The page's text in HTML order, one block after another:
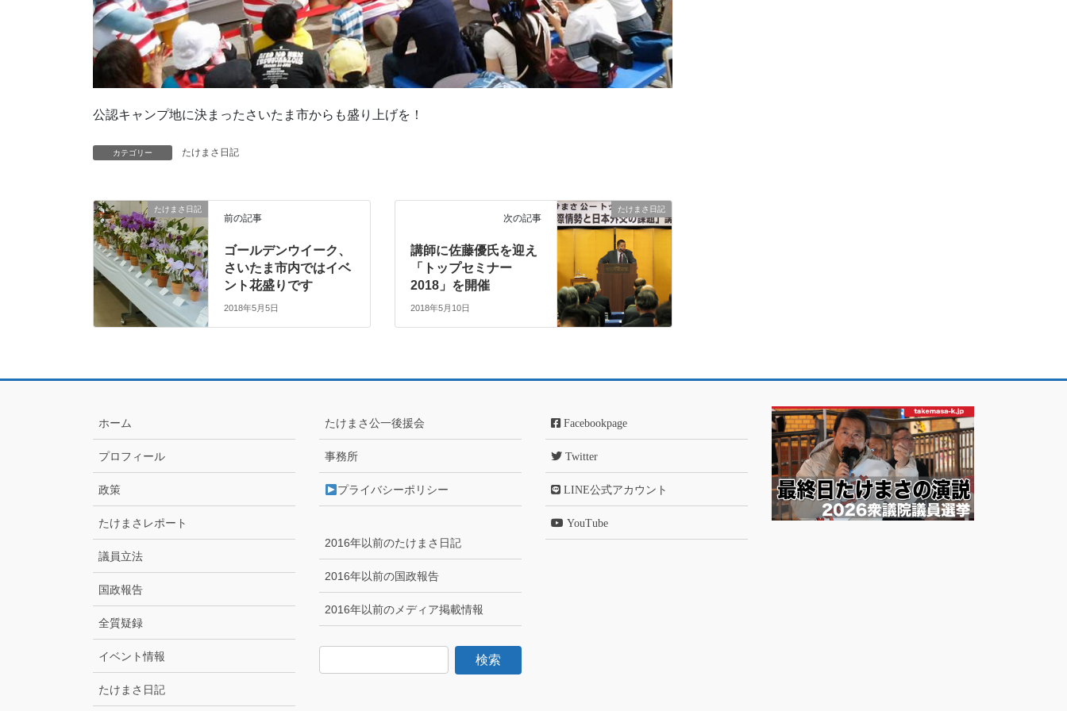
公認キャンプ地に決まったさいたま市からも盛り上げを！
カテゴリー たけまさ日記
たけまさ日記
前の記事
ゴールデンウイーク、
さいたま市内ではイベ
ント花盛りです
2018年5月5日
たけまさ日記
次の記事
講師に佐藤優氏を迎え
「トップセミナー
2018」を開催
2018年5月10日
ホーム
プロフィール
政策
たけまさレポート
議員立法
国政報告
全質疑録
イベント情報
たけまさ日記
たけまさ公一後援会
事務所
プライバシーポリシー
2016年以前のたけまさ日記
2016年以前の国政報告
2016年以前のメディア掲載情報
Facebookpage
Twitter
LINE公式アカウント
YouTube